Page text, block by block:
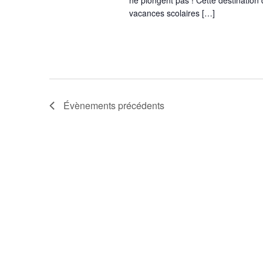
vacances scolaires […]
Évènements précédents